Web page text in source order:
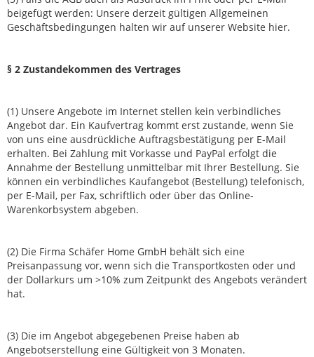
beigefügt werden: Unsere derzeit gültigen Allgemeinen
Geschäftsbedingungen halten wir auf unserer Website hier.
§ 2 Zustandekommen des Vertrages
(1) Unsere Angebote im Internet stellen kein verbindliches
Angebot dar. Ein Kaufvertrag kommt erst zustande, wenn Sie
von uns eine ausdrückliche Auftragsbestätigung per E-Mail
erhalten. Bei Zahlung mit Vorkasse und PayPal erfolgt die
Annahme der Bestellung unmittelbar mit Ihrer Bestellung. Sie
können ein verbindliches Kaufangebot (Bestellung) telefonisch,
per E-Mail, per Fax, schriftlich oder über das Online-
Warenkorbsystem abgeben.
(2) Die Firma Schäfer Home GmbH behält sich eine
Preisanpassung vor, wenn sich die Transportkosten oder und
der Dollarkurs um >10% zum Zeitpunkt des Angebots verändert
hat.
(3) Die im Angebot abgegebenen Preise haben ab
Angebotserstellung eine Gültigkeit von 3 Monaten.